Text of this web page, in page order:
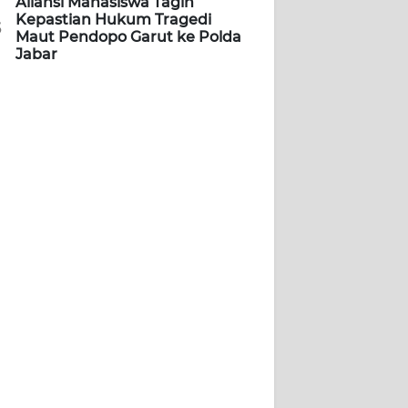
Kepastian Hukum Tragedi
Maut Pendopo Garut ke Polda
Jabar